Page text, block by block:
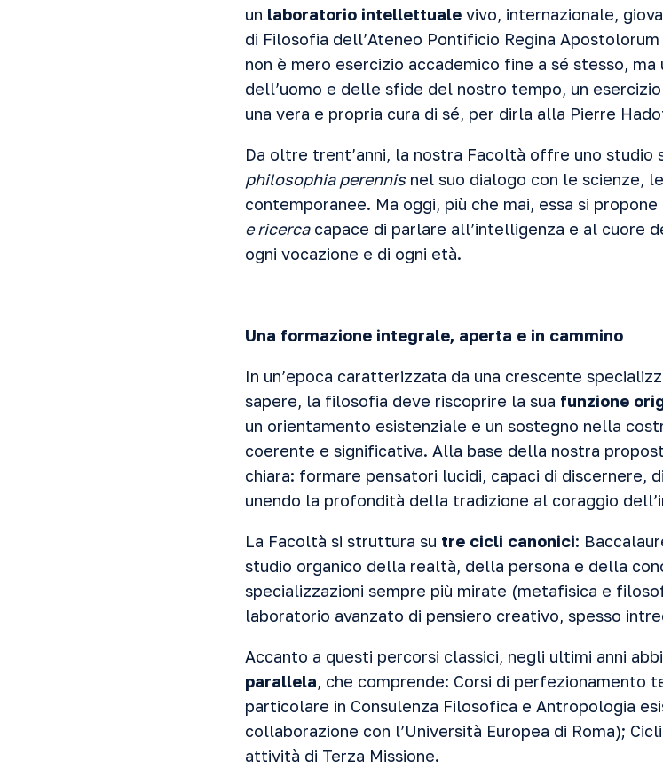
un laboratorio intellettuale vivo, internazionale,
di Filosofia dell’Ateneo Pontificio Regina
non è mero esercizio accademico fine a sé stesso,
dell’uomo e delle sfide del nostro tempo, un
una vera e propria cura di sé, per dirla alla Pierre
Da oltre trent’anni, la nostra Facoltà offre uno studio
philosophia perennis nel suo dialogo con le scienze,
contemporanee. Ma oggi, più che mai, essa si propone
e ricercacapace di parlare all’intelligenza e al cuore
ogni vocazione e di ogni età.
Una formazione integrale, aperta e in cammino
In un’epoca caratterizzata da una crescente
sapere, la filosofia deve riscoprire la sua funzione
un orientamento esistenziale e un sostegno nella
coerente e significativa. Alla base della nostra
chiara: formare pensatori lucidi, capaci di discernere,
unendo la profondità della tradizione al coraggio
La Facoltà si struttura su tre cicli canonici:
studio organico della realtà, della persona e della
specializzazioni sempre più mirate (metafisica e
laboratorio avanzato di pensiero creativo, spesso
Accanto a questi percorsi classici, negli ultimi anni
parallela, che comprende: Corsi di perfezionamento
particolare in Consulenza Filosofica e Antropologia
collaborazione con l’Università Europea di Roma);
attività di Terza Missione.